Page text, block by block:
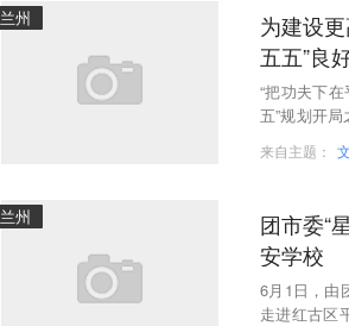
兰州
为建设
五五”良
“把功夫下
五”规划开
来自主题：
兰州
团市委“
安学校
6月1日，由
走进红古区